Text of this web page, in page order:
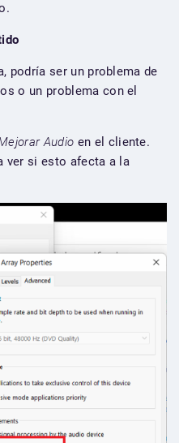
podría ser un problema de
o un problema con el
Audio en el cliente.
ver si esto afecta a la